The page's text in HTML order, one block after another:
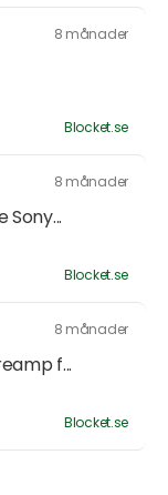
8 månader
Blocket.se
8 månader
Sony...
Blocket.se
8 månader
f...
Blocket.se